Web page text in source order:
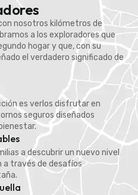
nosotros kilómetros de
a los exploradores que
hogar y que, con su
el verdadero significado de
es verlos disfrutar en
seguros diseñados
a descubrir un nuevo nivel
a través de desafíos